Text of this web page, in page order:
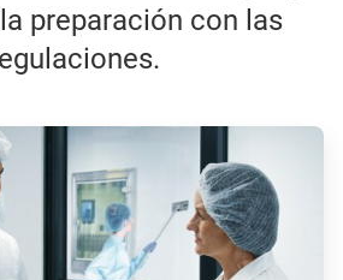
preparación con las
ArticleTile
de
3